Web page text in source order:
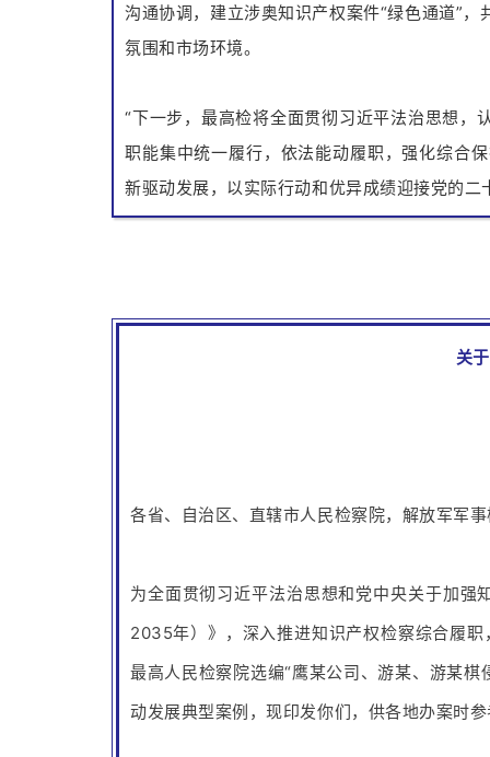
沟通协调，建立涉奥知识产权案件“绿色通道”
氛围和市场环境。
“下一步，最高检将全面贯彻习近平法治思想，
职能集中统一履行，依法能动履职，强化综合
新驱动发展，以实际行动和优异成绩迎接党的
关
各省、自治区、直辖市人民检察院，解放军军
为全面贯彻习近平法治思想和党中央关于加强
2035年）》，深入推进知识产权检察综合履
最高人民检察院选编“鹰某公司、游某、游某
动发展典型案例，现印发你们，供各地办案时